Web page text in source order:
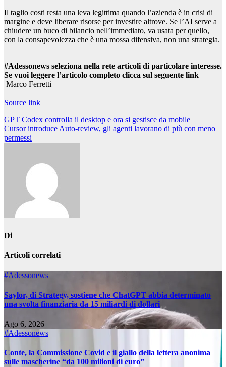
Il taglio costi resta una leva legittima quando l’azienda è in crisi di
margine e deve liberare risorse per investire altrove. Se l’AI serve a
chiudere un buco di bilancio nell’immediato, va usata per quello,
con la consapevolezza che è una mossa difensiva, non una strategia.
#Adessonews seleziona nella rete articoli di particolare interesse.
Se vuoi leggere l’articolo completo clicca sul seguente link
Marco Ferretti
Source link
Navigazione
articoli
GPT Codex controlla il desktop e ora si gestisce da mobile
Cursor introduce Auto-review, gli agenti lavorano di più con meno
permessi
Di
Articoli correlati
#Adessonews
Saylor, di Strategy, sostiene che ChatGPT abbia determinato
una svolta finanziaria da 15 miliardi di dollari
Ago 6, 2026
#Adessonews
Conte, la Commissione Covid e il giallo della lettera anonima
sulle mascherine “da 100 milioni di euro”